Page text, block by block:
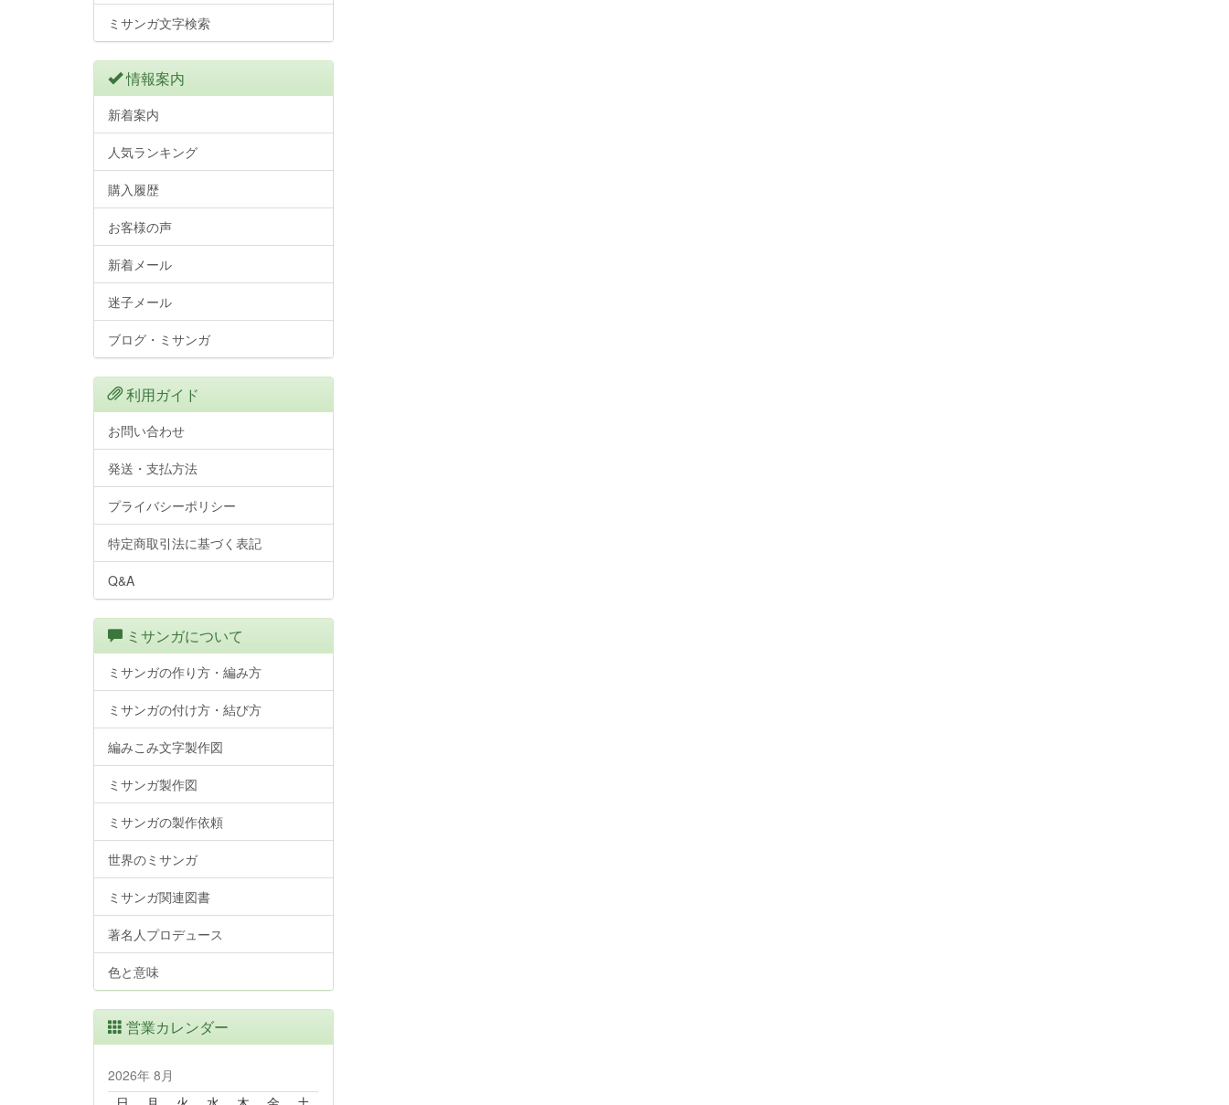
ミサンガ文字検索
情報案内
新着案内
人気ランキング
購入履歴
お客様の声
新着メール
迷子メール
ブログ・ミサンガ
利用ガイド
お問い合わせ
発送・支払方法
プライバシーポリシー
特定商取引法に基づく表記
Q&A
ミサンガについて
ミサンガの作り方・編み方
ミサンガの付け方・結び方
編みこみ文字製作図
ミサンガ製作図
ミサンガの製作依頼
世界のミサンガ
ミサンガ関連図書
著名人プロデュース
色と意味
営業カレンダー
2026年 8月